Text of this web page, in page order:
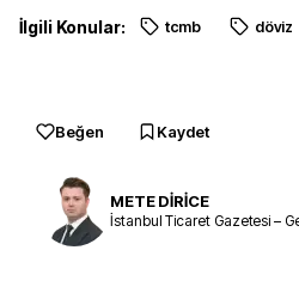
İlgili Konular: tcmb döviz
Beğen Kaydet
METE DİRİCE
İstanbul Ticaret Gazetesi –